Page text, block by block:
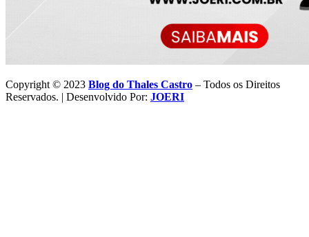
Copyright © 2023 Blog do Thales Castro – Todos os Direitos
Reservados. | Desenvolvido Por: JOERI